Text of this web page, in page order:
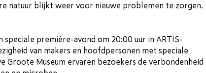
natuur blijkt weer voor nieuwe problemen te zorgen.
speciale première-avond om 20:00 uur in ARTIS-
van makers en hoofdpersonen met speciale
Groote Museum ervaren bezoekers de verbondenheid